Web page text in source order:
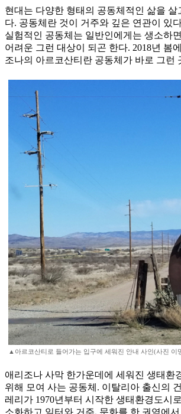
현대는 다양한 형태의 공동체적인 삶을
다. 공동체란 것이 거주와 깊은 연관이 있
실험적인 공동체는 일반인에게는 생소하
어려운 그런 대상이 되곤 한다. 2018년 봄
조나의 아르코산티란 공동체가 바로 그런
▲아르코산티로 들어가는 입구에 세워진 안내 사인(사진 이
애리조나 사막 한가운데에 세워진 생태환
위해 모여 사는 공동체. 이탈리아 출신의
레리가 1970년부터 시작한 생태환경도시